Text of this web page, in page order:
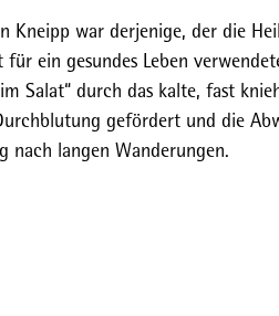
Kneipp war derjenige, der die
ein gesundes Leben
Salat“ durch das kalte, fast
gefördert und die
nach langen Wanderungen.